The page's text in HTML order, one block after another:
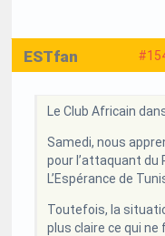
ESTfan
Le Club Africain
Samedi, nous
pour l’attaquant du
L’Espérance de
Toutefois, la
plus claire ce qui